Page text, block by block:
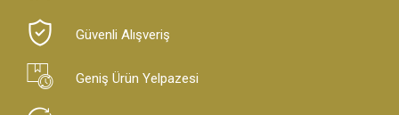
Güvenli Alışveriş
Geniş Ürün Yelpazesi